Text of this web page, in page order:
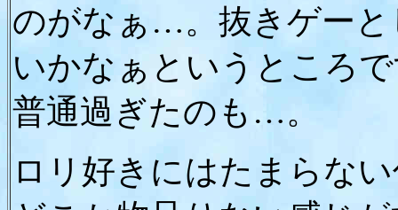
のがなぁ…。抜きゲー
いかなぁというところ
普通過ぎたのも…。
ロリ好きにはたまらな